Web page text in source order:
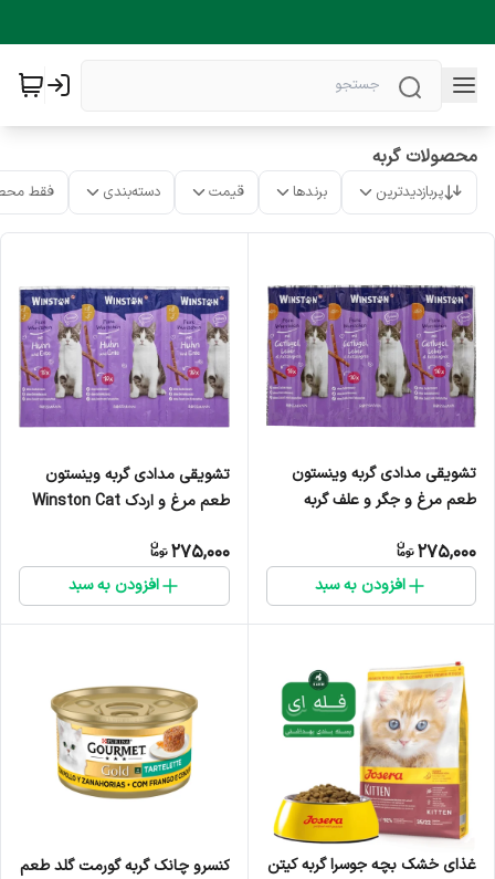
محصولات گربه
پربازدیدترین برندها قیمت دسته‌بندی فقط
تشویقی مدادی گربه وینستون
طعم مرغ و جگر و علف گربه
Liver with Catnip ورق ۱۰ عدد
275,000
افزودن به سبد
تشویقی مدادی گربه وینستون
طعم مرغ و اردک Winston Cat
عددی
275,000
افزودن به سبد
غذای خشک بچه جوسرا گربه کیتن
کنسرو چانک گربه گورمت گلد طعم